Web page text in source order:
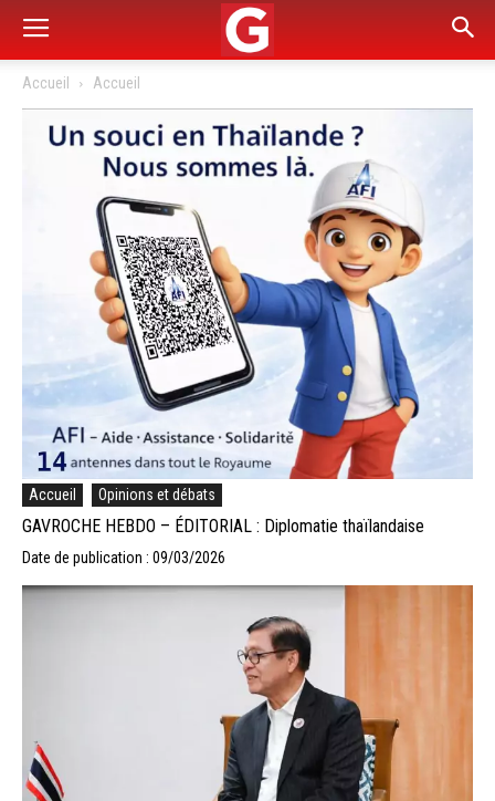
Accueil Accueil
Accueil Opinions et débats
GAVROCHE HEBDO – ÉDITORIAL : Diplomatie thaïlandaise
Date de publication : 09/03/2026